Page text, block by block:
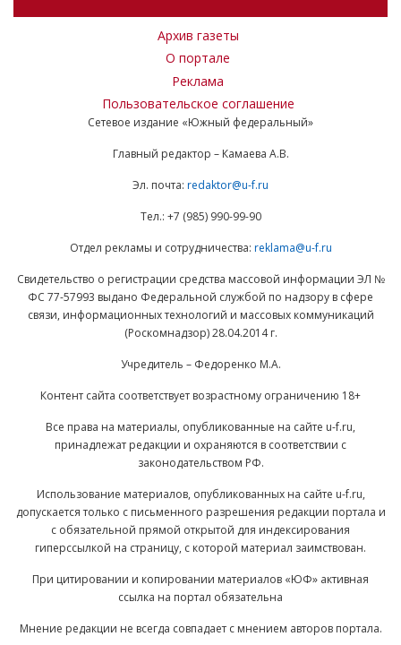
Архив газеты
О портале
Реклама
Пользовательское соглашение
Сетевое издание «Южный федеральный»
Главный редактор – Камаева А.В.
Эл. почта: redaktor@u-f.ru
Тел.: +7 (985) 990-99-90
Отдел рекламы и сотрудничества: reklama@u-f.ru
Свидетельство о регистрации средства массовой информации ЭЛ №
ФС 77-57993 выдано Федеральной службой по надзору в сфере
связи, информационных технологий и массовых коммуникаций
(Роскомнадзор) 28.04.2014 г.
Учредитель – Федоренко М.А.
Контент сайта соответствует возрастному ограничению 18+
Все права на материалы, опубликованные на сайте u-f.ru,
принадлежат редакции и охраняются в соответствии с
законодательством РФ.
Использование материалов, опубликованных на сайте u-f.ru,
допускается только с письменного разрешения редакции портала и
с обязательной прямой открытой для индексирования
гиперссылкой на страницу, с которой материал заимствован.
При цитировании и копировании материалов «ЮФ» активная
ссылка на портал обязательна
Мнение редакции не всегда совпадает с мнением авторов портала.